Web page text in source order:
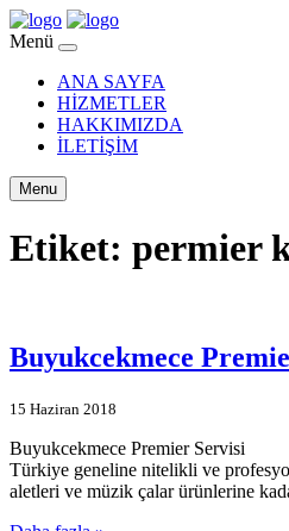
Menü
ANA SAYFA
HİZMETLER
HAKKIMIZDA
İLETİŞİM
Menu
Etiket: permier
Buyukcekmece
15 Haziran 2018
Buyukcekmece Premier Servisi
Türkiye geneline nitelikli ve
aletleri ve müzik çalar ürünlerine